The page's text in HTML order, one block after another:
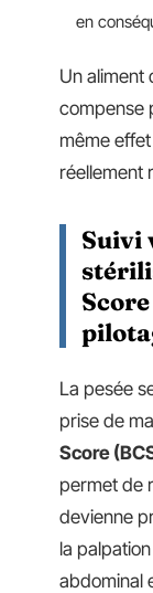
en
Un aliment
compense
même
réellement
Suivi
La pesée
prise de
Score
permet de
devienne
la
abdominal